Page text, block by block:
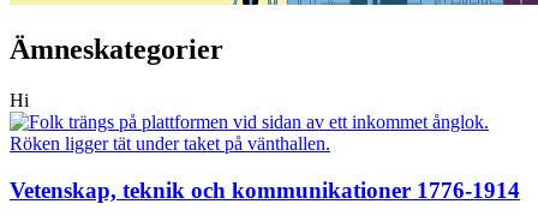
Ämneskategorier
Hi
Vetenskap, teknik och kommunikationer 1776-1914